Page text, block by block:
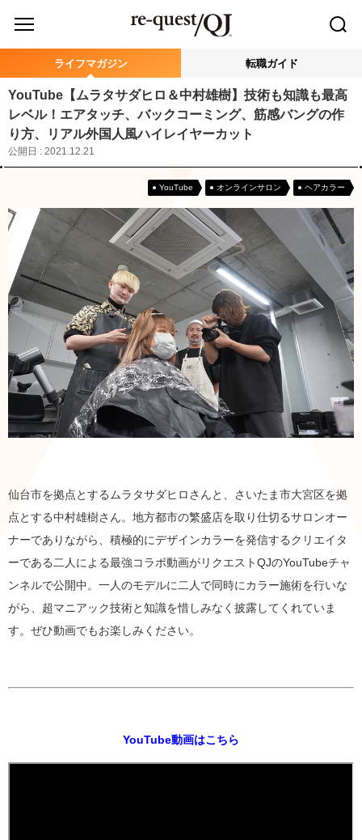
ライフマガジン 転職ガイド
YouTube【ムラタサダヒロ＆中村雄樹】技術も知識も最高
レベル！エアタッチ、バックコーミング、筋感バングの作
り方、リアル外国人風ハイレイヤーカット
公開日 : 2021.12.21
YouTube オンラインサロン ヘアカラー
仙台市を拠点とするムラタサダヒロさんと、さいたま市大宮区を拠
点とする中村雄樹さん。地方都市の繁盛店を取り仕切るサロンオー
ナーでありながら、積極的にデザインカラーを発信するクリエイタ
ーである二人による最強コラボ動画がリクエストQJのYouTubeチャ
ンネルで公開中。一人のモデルに二人で同時にカラー施術を行いな
がら、超マニアック技術と知識を惜しみなく披露してくれていま
す。ぜひ動画でもお楽しみください。
YouTube動画はこちら